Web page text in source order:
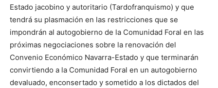
Estado jacobino y autoritario (Tardofranquismo) y que
tendrá su plasmación en las restricciones que se
impondrán al autogobierno de la Comunidad Foral en las
próximas negociaciones sobre la renovación del
Convenio Económico Navarra-Estado y que terminarán
convirtiendo a la Comunidad Foral en un autogobierno
devaluado, enconsertado y sometido a los dictados del